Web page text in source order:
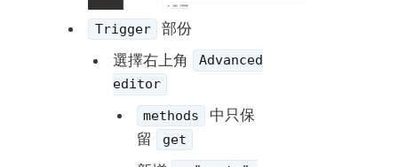
Trigger
部份
選擇右上角
Advanced
editor
methods
中只保
留
get